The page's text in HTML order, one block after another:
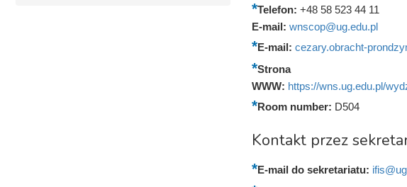
Telefon: +48 58 523 44 11
E-mail: wnscop@ug.edu.pl
E-mail: cezary.obracht-
Strona
WWW: https://wns.ug.edu.pl/
Room number: D504
Kontakt przez
E-mail do sekretariatu: